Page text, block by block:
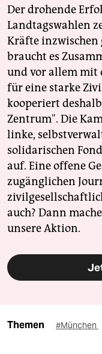
Der drohende
Landtagswahlen
Kräfte inzwischen
braucht es
und vor allem mit
für eine starke
kooperiert
Zentrum". Die
linke,
solidarischen
auf. Eine offene
zugänglichen
auch? Dann
unsere Aktion.
Themen #München